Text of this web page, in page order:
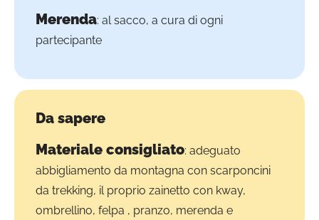
Merenda: al sacco, a cura di ogni
partecipante
Da sapere
Materiale consigliato: adeguato
abbigliamento da montagna con scarponcini
da trekking, il proprio zainetto con kway,
ombrellino, felpa , pranzo, merenda e